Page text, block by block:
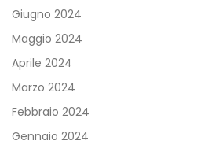
Giugno 2024
Maggio 2024
Aprile 2024
Marzo 2024
Febbraio 2024
Gennaio 2024